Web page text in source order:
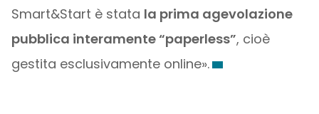
Smart&Start è stata la prima agevolazione
pubblica interamente “paperless”, cioè
gestita esclusivamente online».